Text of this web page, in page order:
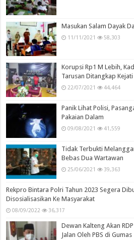
Masukan Salam Dayak
11/11/2021 58,303
Korupsi Rp1 M Lebih,
Tarusan Ditangkap
22/07/2021 44,464
Panik Lihat Polisi,
Pakaian Dalam
09/08/2021 41,559
Tidak Terbukti
Bebas Dua Wartawan
25/06/2021 39,363
Rekpro Bintara Polri Tahun 2023 Segera
Disosialisasikan Ke Masyarakat
08/09/2022 36,317
Dewan Kalteng Akan
Jalan Oleh PBS di Gumas